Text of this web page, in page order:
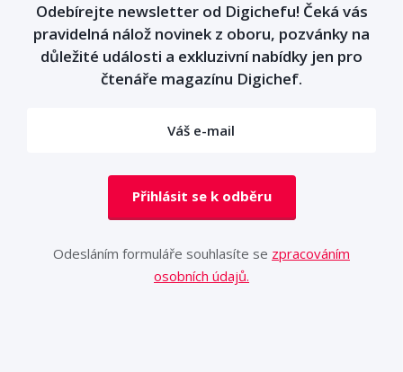
Odebírejte newsletter od Digichefu! Čeká vás
pravidelná nálož novinek z oboru, pozvánky na
důležité události a exkluzivní nabídky jen pro
čtenáře magazínu Digichef.
Přihlásit se k odběru
Odesláním formuláře souhlasíte se zpracováním
osobních údajů.